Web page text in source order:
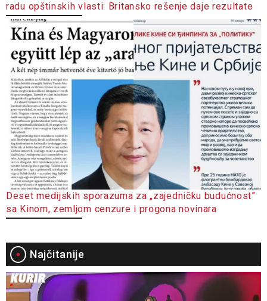
radu opštinskih vlasti: Britansko rešenje daje rezultate
Deset medijskih sporazuma za „zajedničku budućnost”
sa Kinom, zemljom cenzure i progona novinara
Najčitanije